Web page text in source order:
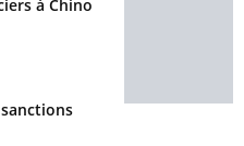
à Chino